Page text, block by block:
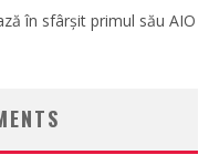
în sfârșit primul său AIO